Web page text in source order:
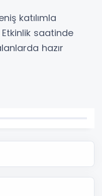
katılımla
saatinde
hazır